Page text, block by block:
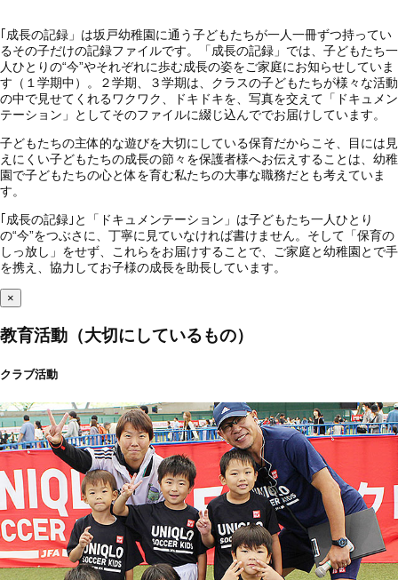
｢成長の記録」は坂戸幼稚園に通う子どもたちが一人一冊ずつ持ってい
るその子だけの記録ファイルです。「成長の記録」では、子どもたち一
人ひとりの“今”やそれぞれに歩む成長の姿をご家庭にお知らせしていま
す（１学期中）。２学期、３学期は、クラスの子どもたちが様々な活動
の中で見せてくれるワクワク、ドキドキを、写真を交えて「ドキュメン
テーション」としてそのファイルに綴じ込んででお届けしています。
子どもたちの主体的な遊びを大切にしている保育だからこそ、目には見
えにくい子どもたちの成長の節々を保護者様へお伝えすることは、幼稚
園で子どもたちの心と体を育む私たちの大事な職務だとも考えていま
す。
｢成長の記録｣と「ドキュメンテーション」は子どもたち一人ひとり
の“今”をつぶさに、丁寧に見ていなければ書けません。そして「保育の
しっ放し」をせず、これらをお届けすることで、ご家庭と幼稚園とで手
を携え、協力してお子様の成長を助長しています。
×
教育活動（大切にしているもの）
クラブ活動